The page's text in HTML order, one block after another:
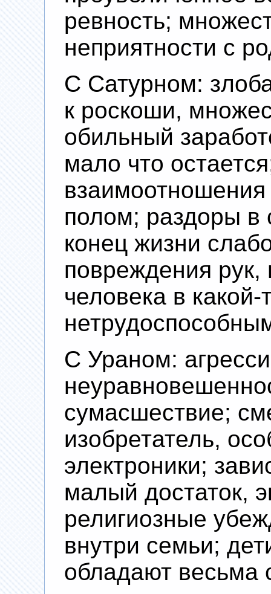
ревность;
неприятности с
С Сатурном:
к роскоши,
обильный
мало что
полом; раздоры в
конец жизни
повреждения рук,
человека в
С Ураном:
сумасшествие;
изобретатель,
электроники;
малый достаток,
религиозные
внутри семьи;
обладают весьма